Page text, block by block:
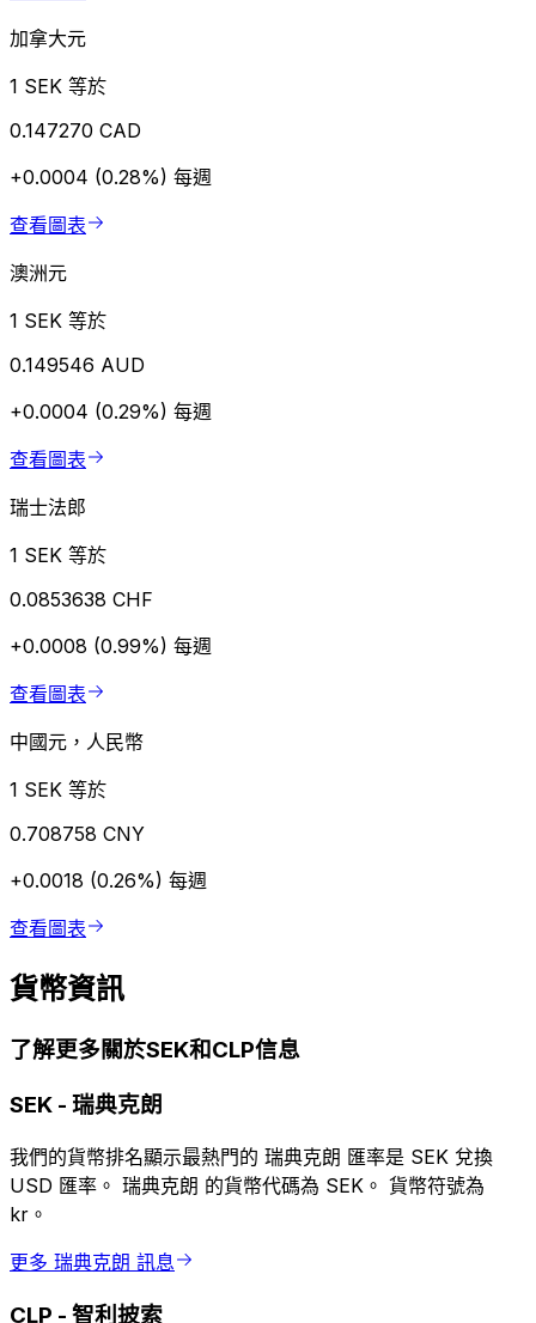
加拿大元
1 SEK 等於
0.147270 CAD
+0.0004 (0.28%) 每週
查看圖表
澳洲元
1 SEK 等於
0.149546 AUD
+0.0004 (0.29%) 每週
查看圖表
瑞士法郎
1 SEK 等於
0.0853638 CHF
+0.0008 (0.99%) 每週
查看圖表
中國元，人民幣
1 SEK 等於
0.708758 CNY
+0.0018 (0.26%) 每週
查看圖表
貨幣資訊
了解更多關於SEK和CLP信息
SEK - 瑞典克朗
我們的貨幣排名顯示最熱門的 瑞典克朗 匯率是 SEK 兌換
USD 匯率。 瑞典克朗 的貨幣代碼為 SEK。 貨幣符號為
kr。
更多 瑞典克朗 訊息
CLP - 智利披索